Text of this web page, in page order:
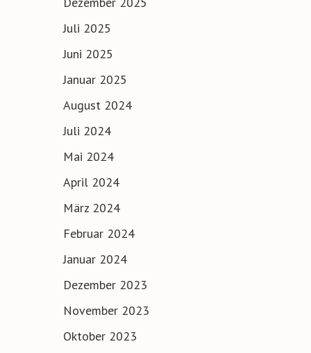
Juli 2025
Juni 2025
Januar 2025
August 2024
Juli 2024
Mai 2024
April 2024
März 2024
Februar 2024
Januar 2024
Dezember 2023
November 2023
Oktober 2023